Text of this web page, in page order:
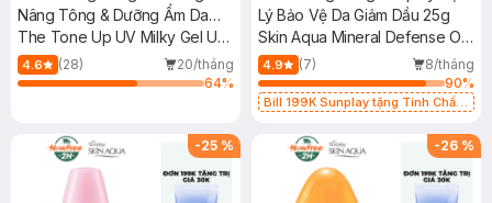
Nâng Tông & Dưỡng Ẩm Da
70g (Xanh Bạc Hà)
The Tone Up UV Milky Gel UV
Care & Tone Up SPF50+
PA++++ (Mint Green)
4.6 (28)
20/tháng
64%
Lý Bảo Vệ Da Giảm Dầu 25g
Skin Aqua Mineral Defense Oil
Clear Milk SPF50+ PA++++
4.9 (7)
8/tháng
90%
Bill 199K Sunplay tặng Tinh Chất
-25 % -26 %